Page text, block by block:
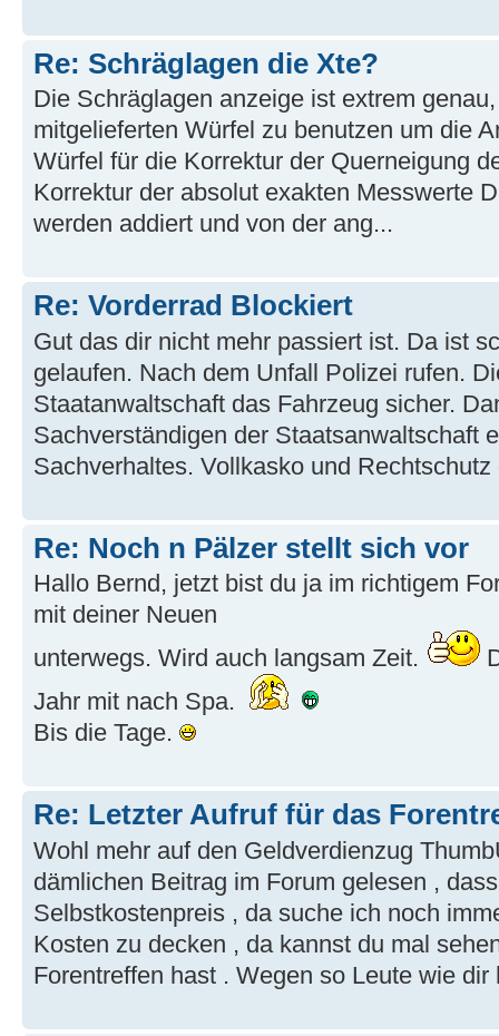
Re: Schräglagen die Xte?
Die Schräglagen anzeige ist extrem
mitgelieferten Würfel zu benutzen um die
Würfel für die Korrektur der Querneigung
Korrektur der absolut exakten Messwerte
werden addiert und von der ang...
Re: Vorderrad Blockiert
Gut das dir nicht mehr passiert ist. Da ist
gelaufen. Nach dem Unfall Polizei rufen.
Staatanwaltschaft das Fahrzeug sicher.
Sachverständigen der Staatsanwaltschaft
Sachverhaltes. Vollkasko und Rechtschutz
Re: Noch n Pälzer stellt sich vor
Hallo Bernd, jetzt bist du ja im richtigem
mit deiner Neuen
unterwegs. Wird auch langsam Zeit.
Jahr mit nach Spa.
Bis die Tage.
Re: Letzter Aufruf für das
Wohl mehr auf den Geldverdienzug
dämlichen Beitrag im Forum gelesen ,
Selbstkostenpreis , da suche ich noch
Kosten zu decken , da kannst du mal
Forentreffen hast . Wegen so Leute wie dir